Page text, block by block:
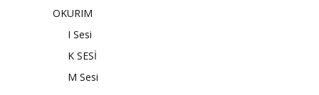
OKURIM
I Sesi
K SESİ
M Sesi